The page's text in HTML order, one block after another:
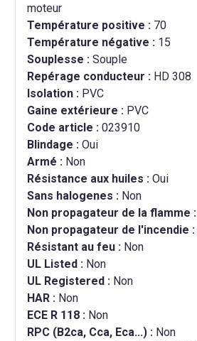
moteur
Température positive : 70
Température négative : 15
Souplesse : Souple
Repérage conducteur : HD 308
Isolation : PVC
Gaine extérieure : PVC
Code article : 023910
Blindage : Oui
Armé : Non
Résistance aux huiles : Oui
Sans halogenes : Non
Non propagateur de la flamme :
Non propagateur de l'incendie :
Résistant au feu : Non
UL Listed : Non
UL Registered : Non
HAR : Non
ECE R 118 : Non
RPC (B2ca, Cca, Eca...) : Non